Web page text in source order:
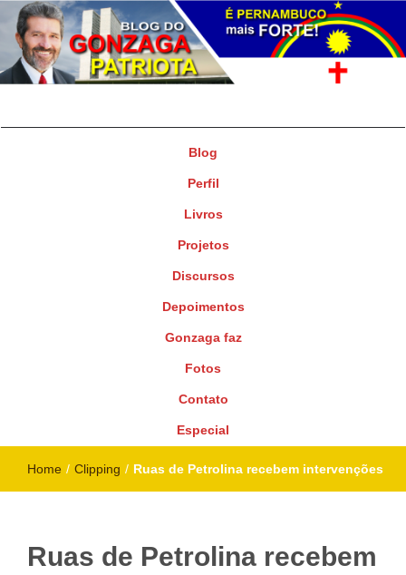
Blog
Perfil
Livros
Projetos
Discursos
Depoimentos
Gonzaga faz
Fotos
Contato
Especial
Home / Clipping / Ruas de Petrolina recebem intervenções
Ruas de Petrolina recebem